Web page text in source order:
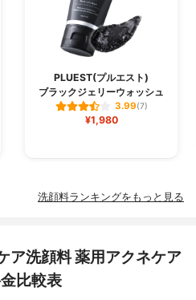
PLUEST(プルエスト)
ブラックジェリーウォッシュ
3.99(7)
¥1,980
洗顔料ランキングをもっと見る
ア洗顔料 薬用アクネケア
比較表